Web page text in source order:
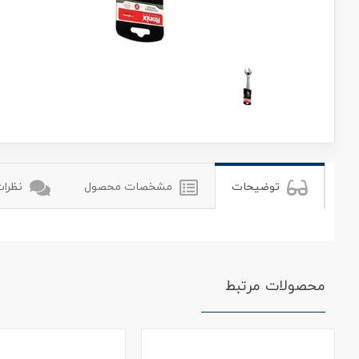
توضیحات مشخصات محصول
محصولات مرتبط